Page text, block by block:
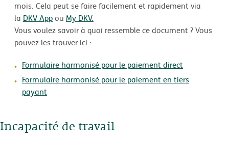
mois. Cela peut se faire facilement et rapidement via
la DKV Appou My DKV.
Vous voulez savoir à quoi ressemble ce document ? Vous
pouvez les trouver ici :
Formulaire harmonisé pour le paiement direct
Formulaire harmonisé pour le paiement en tiers
payant
Incapacité de travail